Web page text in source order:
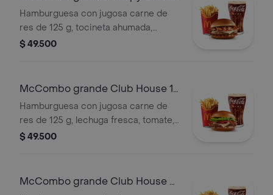
y bebida grande a elección.
Barbecue 1 Carne
Hamburguesa con jugosa carne de
res de 125 g, tocineta ahumada,
queso blanco cremoso, cebolla
Acompañada de papas fritas grandes
y bebida grande a elección.
$ 49.500
McCombo grande Club House 1
Carne
Hamburguesa con jugosa carne de
res de 125 g, lechuga fresca, tomate,
cebolla grillada, tocineta ahumada,
Acompañada de papas fritas grandes
y bebida grande a elección.
$ 49.500
McCombo grande Club House 2